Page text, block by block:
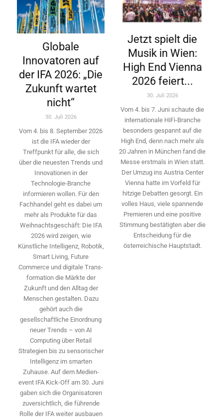
Globale
Innovatoren auf
der IFA 2026: „Die
Zukunft wartet
nicht“
30. Juli 2026
Vom 4. bis 8. September 2026
ist die IFA wieder der
Treffpunkt für alle, die sich
über die neuesten Trends und
Innovationen in der
Technologie-­Branche
informieren wollen. Für den
Fachhandel geht es dabei um
mehr als Produkte für das
Weihnachtsgeschäft: Die IFA
2026 wird ­zeigen, wie
Künstliche Intelligenz, Robotik,
Smart Living, Future
Commerce und digitale Trans­
formation die Märkte der
Zukunft und den Alltag der
Menschen gestalten. Dazu
gehört auch die
gesellschaftliche Einordnung
neuer Trends – von AI
Computing über Retail
Strategien bis zu sensorischer
Intelligenz im smarten
Zuhause. Auf dem Medien­
event IFA Kick-Off am 30. Juni
gaben sich die Organisatoren
zuversichtlich, die führende
Rolle der IFA weiter ausbauen
Jetzt spielt die
Musik in Wien:
High End Vienna
2026 feiert...
30. Juli 2026
Vom 4. bis 7. Juni schaute die
internationale HiFi-Branche
besonders gespannt auf die
High End, denn nach mehr als
20 Jahren in München fand die
Messe erstmals in Wien statt.
Der Umzug ins Austria Center
Vienna hatte im Vorfeld für
hitzige Debatten gesorgt. Ein
volles Haus, viele spannende
Premieren und eine positive
Stimmung bestätigten aber die
Entscheidung für die
österreichische Hauptstadt.